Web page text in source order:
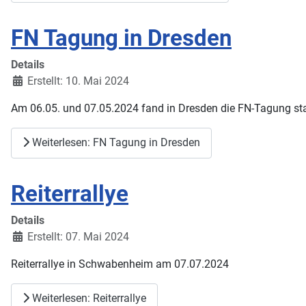
FN Tagung in Dresden
Details
Erstellt: 10. Mai 2024
Am 06.05. und 07.05.2024 fand in Dresden die FN-Tagung
Weiterlesen: FN Tagung in Dresden
Reiterrallye
Details
Erstellt: 07. Mai 2024
Reiterrallye in Schwabenheim am 07.07.2024
Weiterlesen: Reiterrallye